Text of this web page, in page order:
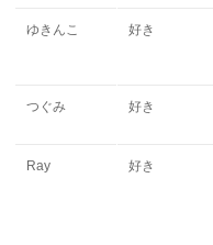
ゆきんこ 好き
つぐみ 好き
Ray 好き